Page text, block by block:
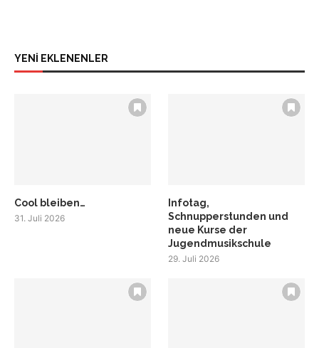
YENİ EKLENENLER
Cool bleiben…
31. Juli 2026
Infotag,
Schnupperstunden und
neue Kurse der
Jugendmusikschule
29. Juli 2026